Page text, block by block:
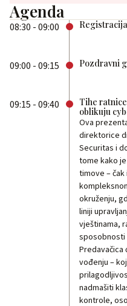
Agenda
08:30 - 09:00
09:00 - 09:15 Pozdravni
09:15 - 09:40
Tihe
oblikuju
Ova
direktorice
Securitas i
tome kako
timove –
okruženju,
liniji
vještinama,
sposobnosti
Predavačica
vođenju –
nadmašiti
kontrole,